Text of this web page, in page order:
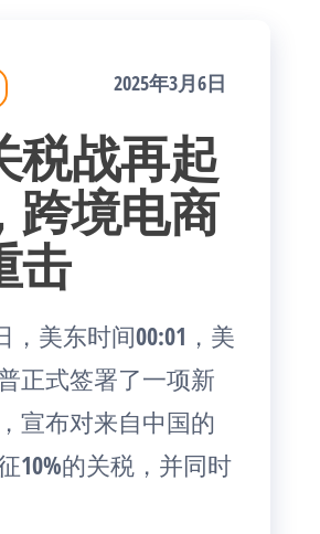
2025年3月6日
税战再起
跨境电商
击
，美东时间00:01，美
正式签署了一项新
宣布对来自中国的
10%的关税，并同时